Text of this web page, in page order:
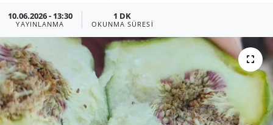
10.06.2026 - 13:30
YAYINLANMA
1 DK
OKUNMA SÜRESI
Politika
Uşak